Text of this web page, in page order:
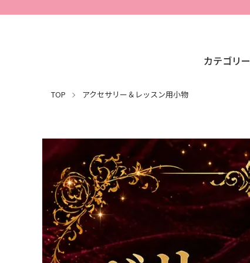
カテゴリー
TOP アクセサリー＆レッスン用小物